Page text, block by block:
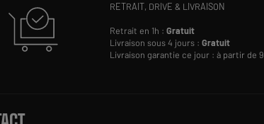
RETRAIT, DRIVE & LIVRAISON
Retrait en 1h :Gratuit
Livraison sous 4 jours :Gratuit
Livraison garantie ce jour : à partir de 9